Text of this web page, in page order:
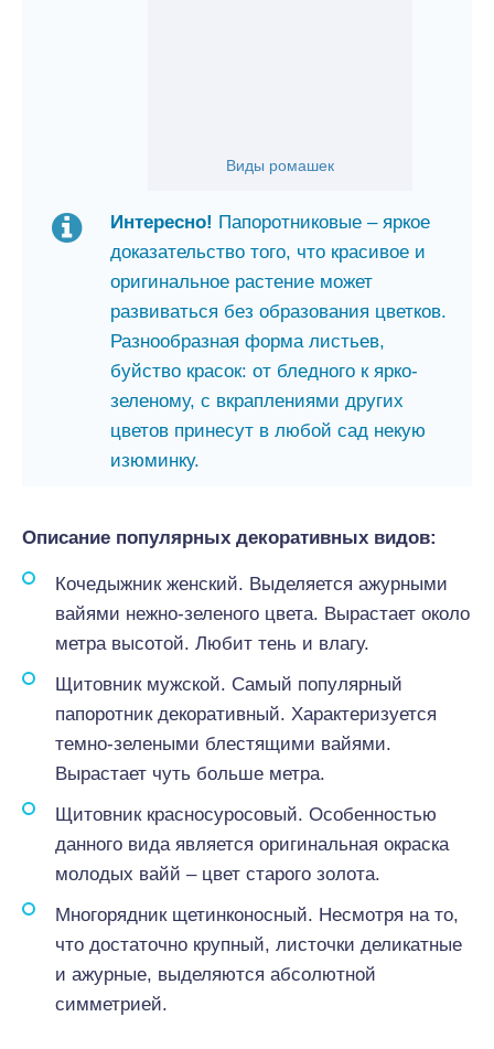
Виды ромашек
Интересно! Папоротниковые – яркое
доказательство того, что красивое и
оригинальное растение может
развиваться без образования цветков.
Разнообразная форма листьев,
буйство красок: от бледного к ярко-
зеленому, с вкраплениями других
цветов принесут в любой сад некую
изюминку.
Описание популярных декоративных видов:
Кочедыжник женский. Выделяется ажурными
вайями нежно-зеленого цвета. Вырастает около
метра высотой. Любит тень и влагу.
Щитовник мужской. Самый популярный
папоротник декоративный. Характеризуется
темно-зелеными блестящими вайями.
Вырастает чуть больше метра.
Щитовник красносуросовый. Особенностью
данного вида является оригинальная окраска
молодых вайй – цвет старого золота.
Многорядник щетинконосный. Несмотря на то,
что достаточно крупный, листочки деликатные
и ажурные, выделяются абсолютной
симметрией.